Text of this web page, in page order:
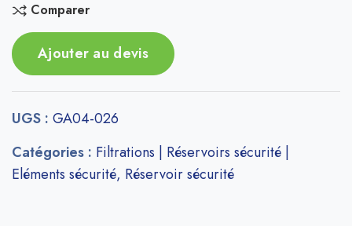
Comparer
Ajouter au devis
UGS : GA04-026
Catégories : Filtrations | Réservoirs sécurité |
Eléments sécurité, Réservoir sécurité